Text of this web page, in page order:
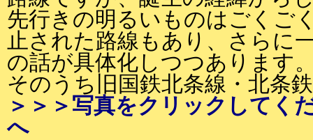
先行きの明るいものはごくご
止された路線もあり、さらに
の話が具体化しつつあります
そのうち旧国鉄北条線・北条
＞＞＞写真をクリックしてく
へ